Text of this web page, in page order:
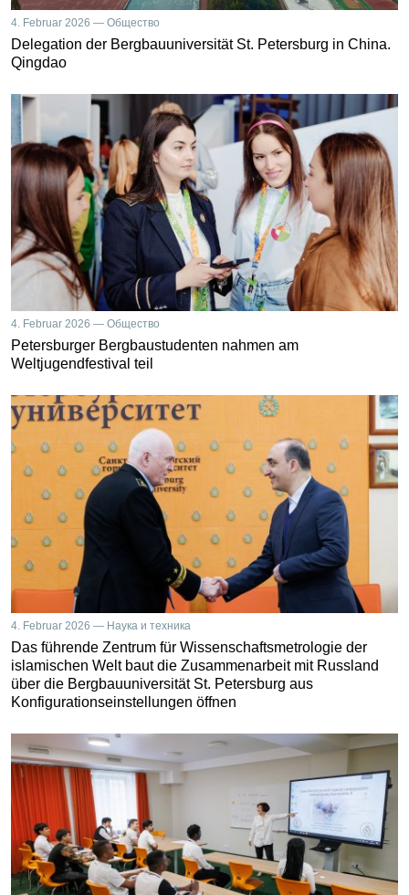
4. Februar 2026 — Общество
Delegation der Bergbauuniversität St. Petersburg in China.
Qingdao
4. Februar 2026 — Общество
Petersburger Bergbaustudenten nahmen am
Weltjugendfestival teil
4. Februar 2026 — Наука и техника
Das führende Zentrum für Wissenschaftsmetrologie der
islamischen Welt baut die Zusammenarbeit mit Russland
über die Bergbauuniversität St. Petersburg aus
Konfigurationseinstellungen öffnen